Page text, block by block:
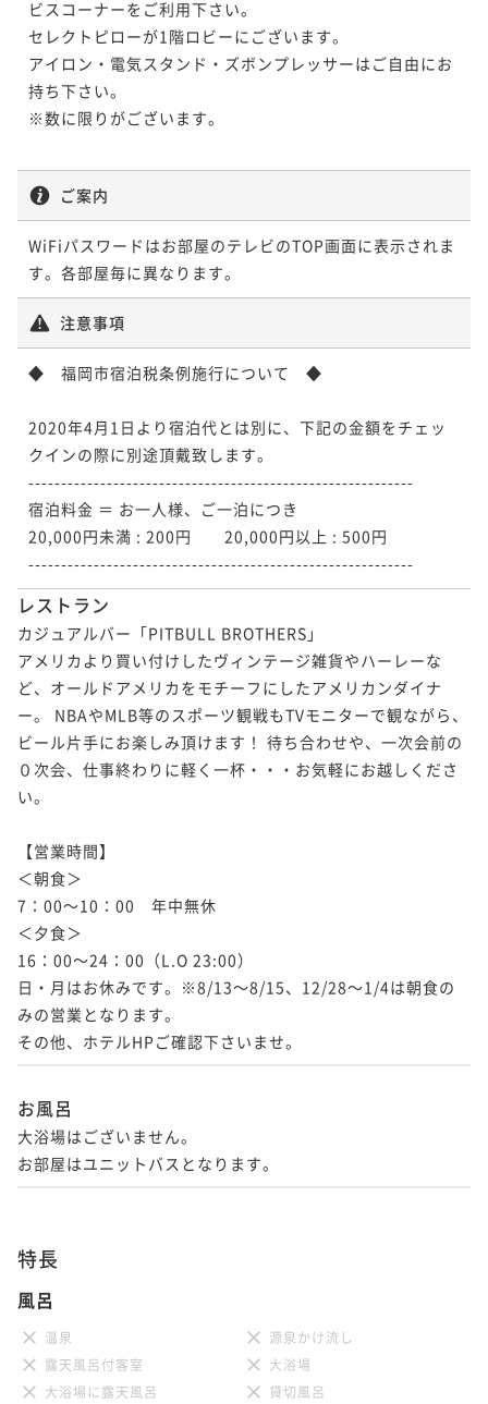
ビスコーナーをご利用下さい。
セレクトピローが1階ロビーにございます。
アイロン・電気スタンド・ズボンプレッサーはご自由にお
持ち下さい。
※数に限りがございます。
ご案内
WiFiパスワードはお部屋のテレビのTOP画面に表示されま
す。各部屋毎に異なります。
注意事項
◆　福岡市宿泊税条例施行について　◆
2020年4月1日より宿泊代とは別に、下記の金額をチェッ
クインの際に別途頂戴致します。
-----------------------------------------------------------
宿泊料金 ＝ お一人様、ご一泊につき
20,000円未満 : 200円　　20,000円以上 : 500円
-----------------------------------------------------------
レストラン
カジュアルバー「PITBULL BROTHERS」
アメリカより買い付けしたヴィンテージ雑貨やハーレーな
ど、オールドアメリカをモチーフにしたアメリカンダイナ
ー。 NBAやMLB等のスポーツ観戦もTVモニターで観ながら、
ビール片手にお楽しみ頂けます！ 待ち合わせや、一次会前の
０次会、仕事終わりに軽く一杯・・・お気軽にお越しくださ
い。
【営業時間】
＜朝食＞
7：00～10：00　年中無休
＜夕食＞
16：00～24：00（L.O 23:00）
日・月はお休みです。※8/13～8/15、12/28～1/4は朝食の
みの営業となります。
その他、ホテルHPご確認下さいませ。
お風呂
大浴場はございません。
お部屋はユニットバスとなります。
特長
風呂
温泉
源泉かけ流し
露天風呂付客室
大浴場
大浴場に露天風呂
貸切風呂